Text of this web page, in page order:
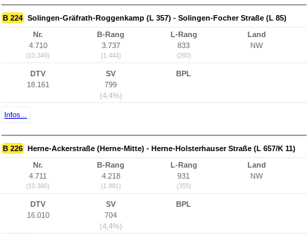
B 224 Solingen-Gräfrath-Roggenkamp (L 357) - Solingen-Focher Straße (L 85)
Nr.
4.710
(10.349)
B-Rang
3.737
(1.444)
L-Rang
833
(260)
Land
NW
DTV
18.161
SV
799
(4,4%)
BPL
Infos...
B 226 Herne-Ackerstraße (Herne-Mitte) - Herne-Holsterhauser Straße (L 657/K 11)
Nr.
4.711
(10.380)
B-Rang
4.218
(1.881)
L-Rang
931
(355)
Land
NW
DTV
16.010
SV
704
(4,4%)
BPL